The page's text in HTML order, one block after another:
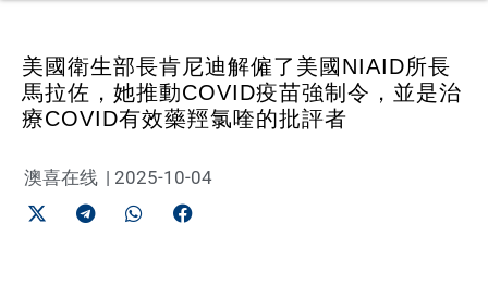
美國衛生部長肯尼迪解僱了美國NIAID所長
馬拉佐，她推動COVID疫苗強制令，並是治
療COVID有效藥羥氯喹的批評者
澳喜在线 | 2025-10-04